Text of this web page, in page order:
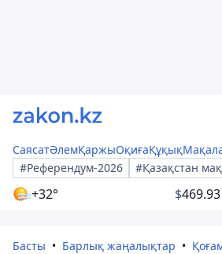
СаясатӘлемҚаржыОқиғаҚұқық
#Референдум-2026
#Қазақстан
+32° $469.93
Басты Барлық жаңалықтар